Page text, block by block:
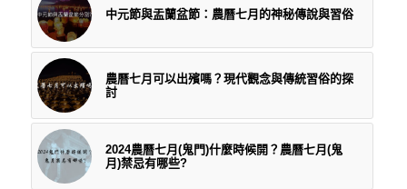
中元節與盂蘭盆節：農曆七月的神秘傳說與習俗
農曆七月可以出殯嗎？現代觀念與傳統習俗的探
討
2024農曆七月(鬼門)什麼時候開？農曆七月(鬼
月)禁忌有哪些?